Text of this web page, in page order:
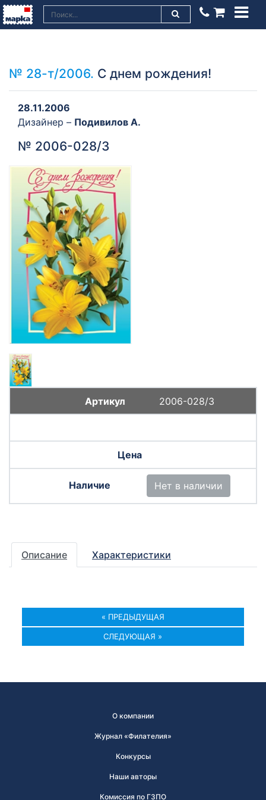
№ 28-т/2006. С днем рождения!
28.11.2006
Дизайнер – Подивилов А.
№ 2006-028/3
2006-028/3
Нет в наличии
Описание Характеристики
« ПРЕДЫДУЩАЯ
СЛЕДУЮЩАЯ »
О компании
Журнал «Филателия»
Конкурсы
Наши авторы
Комиссия по ГЗПО